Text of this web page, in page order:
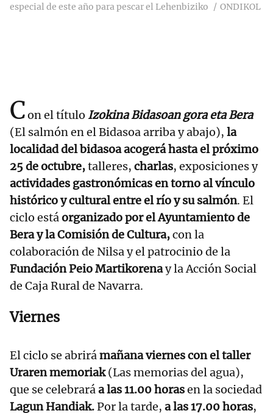
especial de este año para pescar el Lehenbiziko
ONDIKOL
Con el título Izokina Bidasoan gora eta Bera
(El salmón en el Bidasoa arriba y abajo), la
localidad del bidasoa acogerá hasta el próximo
25 de octubre,talleres, charlas, exposiciones y
actividades gastronómicas en torno al vínculo
histórico y cultural entre el río y su salmón. El
ciclo estáorganizado por el Ayuntamiento de
Bera y la Comisión de Cultura,con la
colaboración de Nilsa y el patrocinio de la
Fundación Peio Martikorenay la Acción Social
de Caja Rural de Navarra.
Viernes
El ciclo se abrirámañana viernes con el taller
Uraren memoriak(Las memorias del agua),
que se celebraráa las 11.00 horasen la sociedad
Lagun Handiak.Por la tarde, a las 17.00 horas,